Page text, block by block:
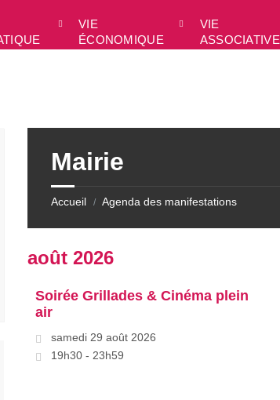
VIE
ÉCONOMIQUE
VIE
ASSOCIATIVE
Mairie
Accueil / Agenda des manifestations
août 2026
Soirée Grillades & Cinéma plein
air
samedi 29 août 2026
19h30 - 23h59